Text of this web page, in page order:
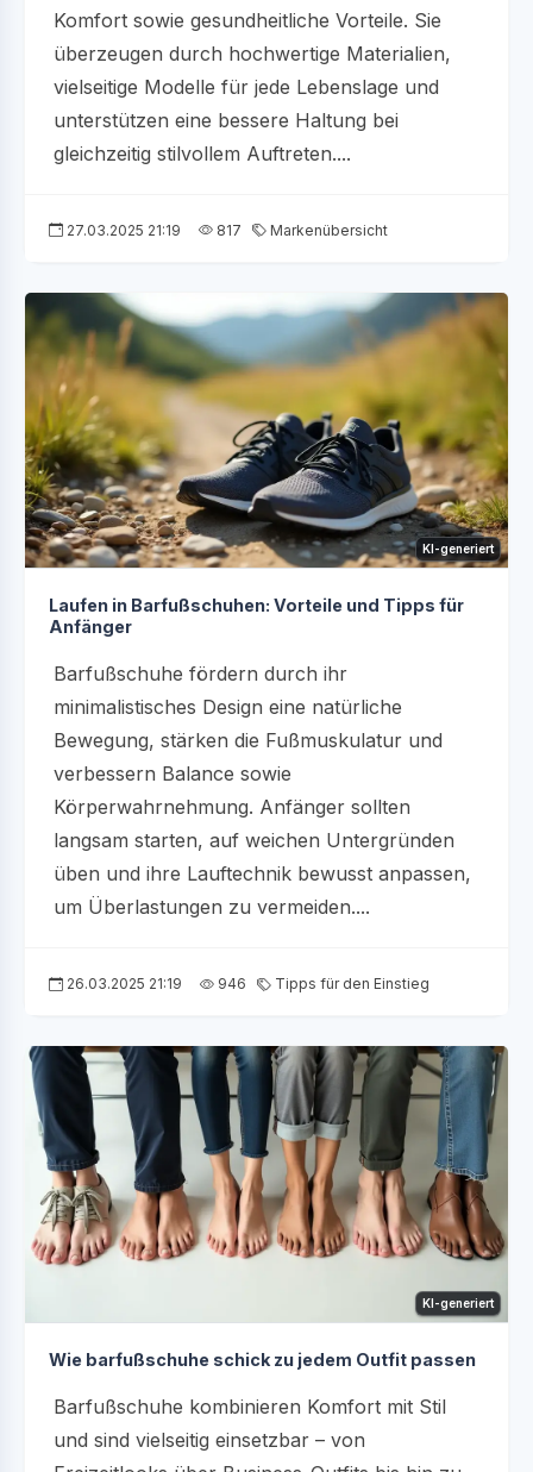
Komfort sowie gesundheitliche Vorteile. Sie
überzeugen durch hochwertige Materialien,
vielseitige Modelle für jede Lebenslage und
unterstützen eine bessere Haltung bei
gleichzeitig stilvollem Auftreten....
27.03.2025 21:19 817 Markenübersicht
KI-generiert
Laufen in Barfußschuhen: Vorteile und Tipps für
Anfänger
Barfußschuhe fördern durch ihr
minimalistisches Design eine natürliche
Bewegung, stärken die Fußmuskulatur und
verbessern Balance sowie
Körperwahrnehmung. Anfänger sollten
langsam starten, auf weichen Untergründen
üben und ihre Lauftechnik bewusst anpassen,
um Überlastungen zu vermeiden....
26.03.2025 21:19 946 Tipps für den Einstieg
KI-generiert
Wie barfußschuhe schick zu jedem Outfit passen
Barfußschuhe kombinieren Komfort mit Stil
und sind vielseitig einsetzbar – von